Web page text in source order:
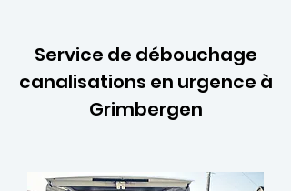
Service de débouchage
canalisations en urgence à
Grimbergen